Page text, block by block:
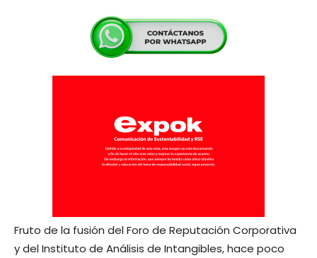
Fruto de la fusión del Foro de Reputación Corporativa
y del Instituto de Análisis de Intangibles, hace poco